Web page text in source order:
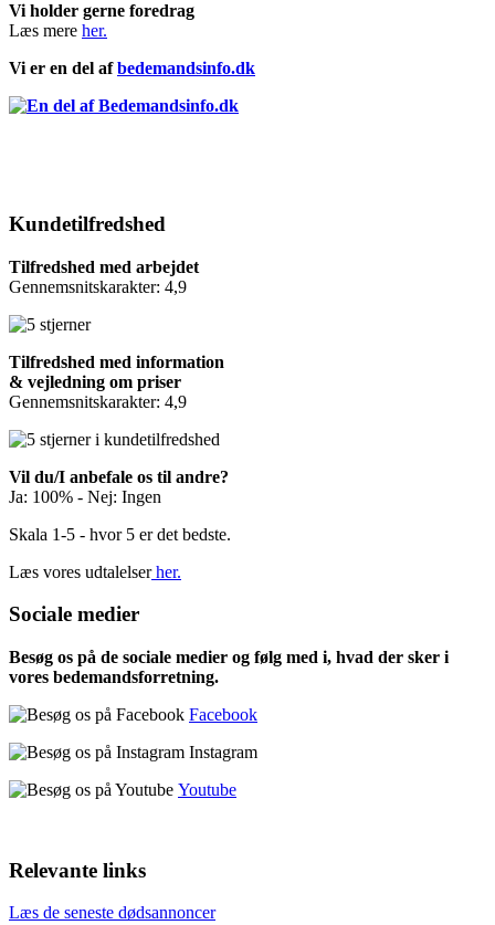
Vi holder gerne foredrag
Læs mere her.
Vi er en del afbedemandsinfo.dk
Kundetilfredshed
Tilfredshed med arbejdet
Gennemsnitskarakter: 4,9
Tilfredshed med information
& vejledning om priser
Gennemsnitskarakter: 4,9
Vil du/I anbefale os til andre?
Ja: 100% - Nej: Ingen
Skala 1-5 - hvor 5 er det bedste.
Læs vores udtalelserher.
Sociale medier
Besøg os på de sociale medier og følg med i, hvad der sker i
vores bedemandsforretning.
Facebook
Instagram
Youtube
Relevante links
Læs de seneste dødsannoncer